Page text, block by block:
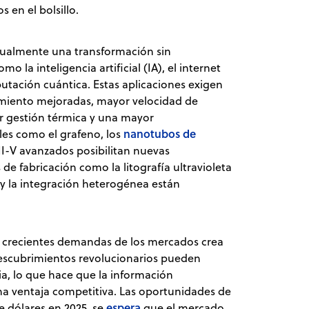
en el bolsillo.
una transformación sin
la inteligencia artificial (IA), el internet
cuántica. Estas aplicaciones exigen
mejoradas, mayor velocidad de
gestión térmica y una mayor
como el grafeno, los nanotubos de
V avanzados posibilitan nuevas
fabricación como la litografía ultravioleta
la integración heterogénea están
demandas de los mercados crea
revolucionarios pueden
lo que hace que la información
ventaja competitiva. Las oportunidades de